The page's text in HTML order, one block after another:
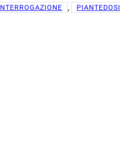
, PIANTEDOSI